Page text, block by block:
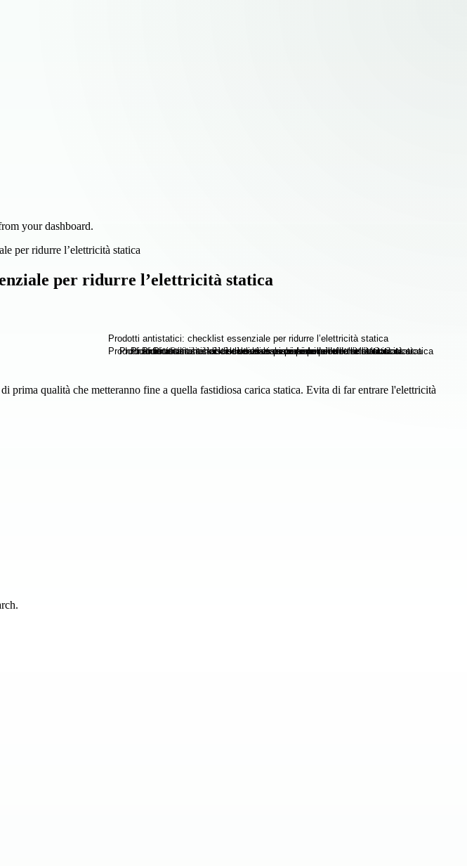
your dashboard.
per ridurre l’elettricità statica
per ridurre l’elettricità statica
prima qualità che metteranno fine a quella fastidiosa carica statica. Evita di far entrare l'elettricità